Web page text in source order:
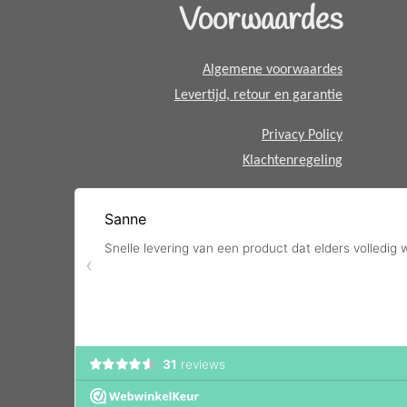
p
Voorwaardes
Algemene voorwaardes
Levertijd, retour en garantie
Privacy Policy
Klachtenregeling